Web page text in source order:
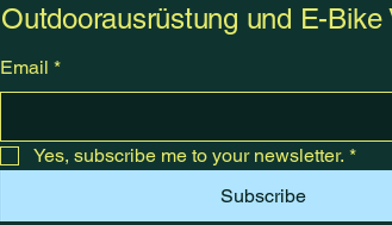
Outdoorausrüstung und E-Bike
Email *
Yes, subscribe me to your newsletter. *
Subscribe